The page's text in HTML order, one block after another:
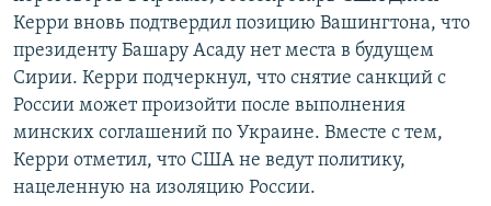
Керри вновь подтвердил позицию Вашингтона, что
президенту Башару Асаду нет места в будущем
Сирии. Керри подчеркнул, что снятие санкций с
России может произойти после выполнения
минских соглашений по Украине. Вместе с тем,
Керри отметил, что США не ведут политику,
нацеленную на изоляцию России.